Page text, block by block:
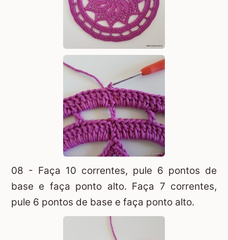
08 - Faça 10 correntes, pule 6 pontos de
base e faça ponto alto. Faça 7 correntes,
pule 6 pontos de base e faça ponto alto.